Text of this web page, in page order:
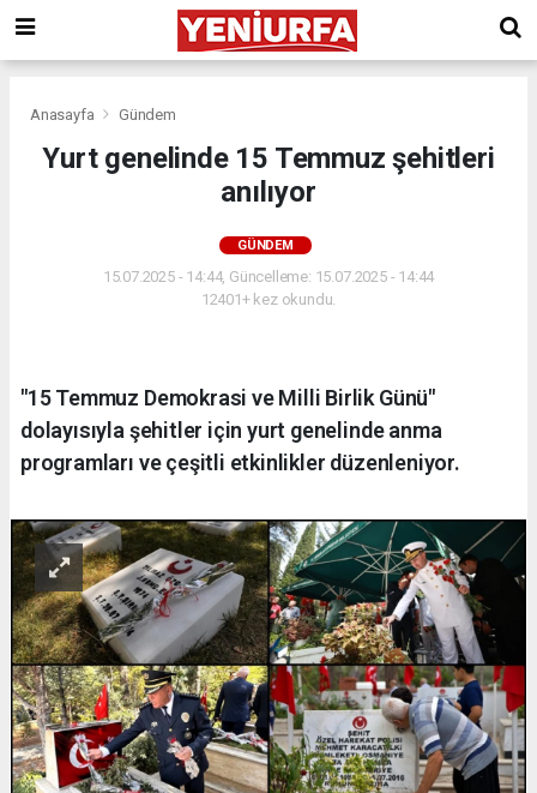
Anasayfa Gündem
Yurt genelinde 15 Temmuz şehitleri
anılıyor
GÜNDEM
15.07.2025 - 14:44, Güncelleme: 15.07.2025 - 14:44
12401+ kez okundu.
"15 Temmuz Demokrasi ve Milli Birlik Günü"
dolayısıyla şehitler için yurt genelinde anma
programları ve çeşitli etkinlikler düzenleniyor.